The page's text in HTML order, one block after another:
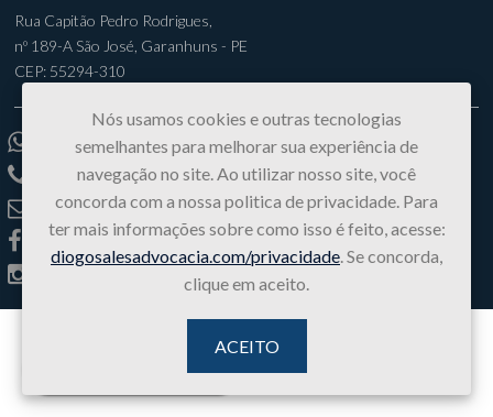
Rua Capitão Pedro Rodrigues,
nº 189-A São José, Garanhuns - PE
CEP: 55294-310
(81) 99750-1567
(81) 3877-1546
contato@diogosalesadvocacia.com
/diogosalesadv
© 2026 Diogo Sales Advocacia. Todos os direitos reservados |
Nós usamos cookies e outras tecnologias
semelhantes para melhorar sua experiência de
navegação no site. Ao utilizar nosso site, você
concorda com a nossa politica de privacidade. Para
ter mais informações sobre como isso é feito, acesse:
diogosalesadvocacia.com/privacidade. Se concorda,
clique em aceito.
ACEITO
Fale Conosco